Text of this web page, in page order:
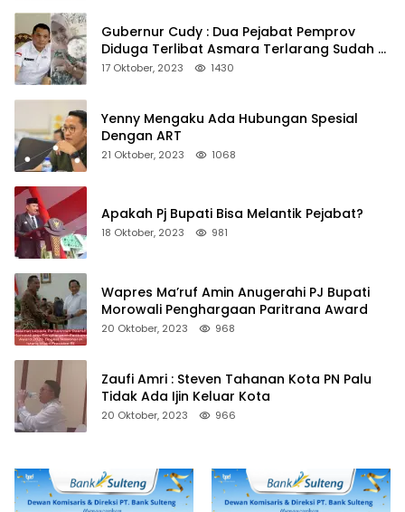
Gubernur Cudy : Dua Pejabat Pemprov
Diduga Terlibat Asmara Terlarang Sudah di
Non Job
17 Oktober, 2023 1430
Yenny Mengaku Ada Hubungan Spesial
Dengan ART
21 Oktober, 2023 1068
Apakah Pj Bupati Bisa Melantik Pejabat?
18 Oktober, 2023 981
Wapres Ma’ruf Amin Anugerahi PJ Bupati
Morowali Penghargaan Paritrana Award
20 Oktober, 2023 968
Zaufi Amri : Steven Tahanan Kota PN Palu
Tidak Ada Ijin Keluar Kota
20 Oktober, 2023 966